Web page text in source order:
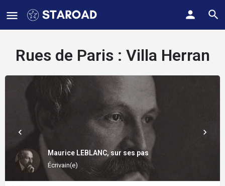
Rues de Paris : Villa Herran
Maurice LEBLANC, sur ses pas
Écrivain(e)